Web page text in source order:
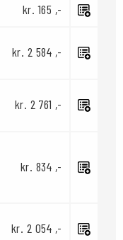
kr. 165 ,-
kr. 2 584 ,-
kr. 2 761 ,-
kr. 834 ,-
kr. 2 054 ,-